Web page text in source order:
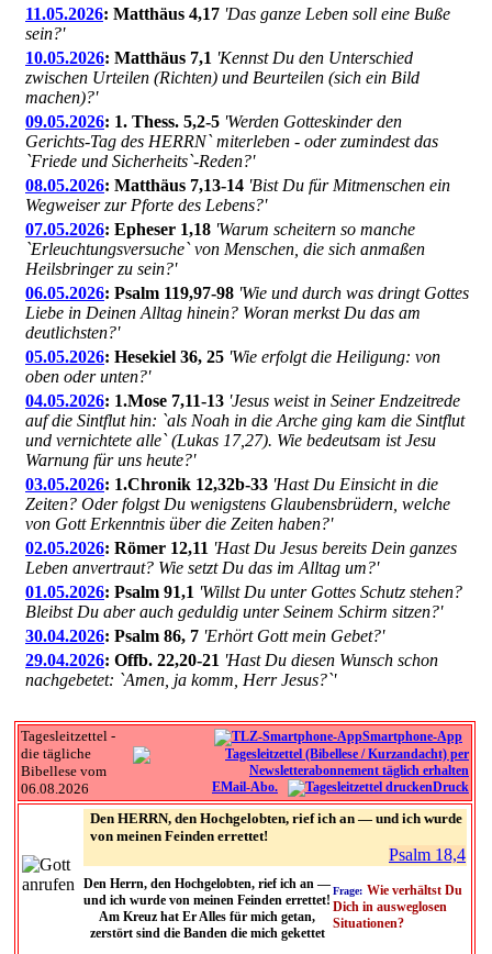
11.05.2026: Matthäus 4,17 'Das ganze Leben soll eine Buße
sein?'
10.05.2026: Matthäus 7,1 'Kennst Du den Unterschied
zwischen Urteilen (Richten) und Beurteilen (sich ein Bild
machen)?'
09.05.2026: 1. Thess. 5,2-5 'Werden Gotteskinder den
Gerichts-Tag des HERRN` miterleben - oder zumindest das
`Friede und Sicherheits`-Reden?'
08.05.2026: Matthäus 7,13-14 'Bist Du für Mitmenschen ein
Wegweiser zur Pforte des Lebens?'
07.05.2026: Epheser 1,18 'Warum scheitern so manche
`Erleuchtungsversuche` von Menschen, die sich anmaßen
Heilsbringer zu sein?'
06.05.2026: Psalm 119,97-98 'Wie und durch was dringt Gottes
Liebe in Deinen Alltag hinein? Woran merkst Du das am
deutlichsten?'
05.05.2026: Hesekiel 36, 25 'Wie erfolgt die Heiligung: von
oben oder unten?'
04.05.2026: 1.Mose 7,11-13 'Jesus weist in Seiner Endzeitrede
auf die Sintflut hin: `als Noah in die Arche ging kam die Sintflut
und vernichtete alle` (Lukas 17,27). Wie bedeutsam ist Jesu
Warnung für uns heute?'
03.05.2026: 1.Chronik 12,32b-33 'Hast Du Einsicht in die
Zeiten? Oder folgst Du wenigstens Glaubensbrüdern, welche
von Gott Erkenntnis über die Zeiten haben?'
02.05.2026: Römer 12,11 'Hast Du Jesus bereits Dein ganzes
Leben anvertraut? Wie setzt Du das im Alltag um?'
01.05.2026: Psalm 91,1 'Willst Du unter Gottes Schutz stehen?
Bleibst Du aber auch geduldig unter Seinem Schirm sitzen?'
30.04.2026: Psalm 86, 7 'Erhört Gott mein Gebet?'
29.04.2026: Offb. 22,20-21 'Hast Du diesen Wunsch schon
nachgebetet: `Amen, ja komm, Herr Jesus?`'
Tagesleitzettel -
die tägliche
Bibellese vom
06.08.2026
Smartphone-App
EMail-Abo. Druck
Den HERRN, den Hochgelobten, rief ich an — und ich wurde
von meinen Feinden errettet!
Psalm 18,4
Den Herrn, den Hochgelobten, rief ich an —
und ich wurde von meinen Feinden errettet!
Am Kreuz hat Er Alles für mich getan,
zerstört sind die Banden die mich gekettet
Frage: Wie verhältst Du
Dich in ausweglosen
Situationen?